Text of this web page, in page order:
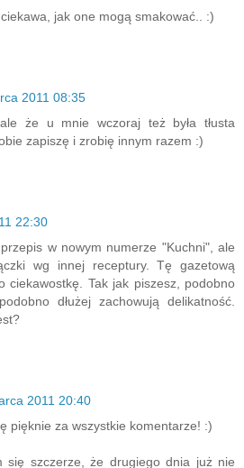
ciekawa, jak one mogą smakować.. :)
2011 08:35
że u mnie wczoraj też była tłusta
zapiszę i zrobię innym razem :)
22:30
w nowym numerze "Kuchni", ale
wg innej receptury. Tę gazetową
ciekawostkę. Tak jak piszesz, podobno
dłużej zachowują delikatność.
2011 20:40
pięknie za wszystkie komentarze! :)
się szczerze, że drugiego dnia już nie